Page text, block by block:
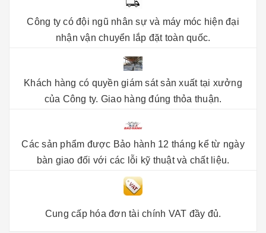
Công ty có đội ngũ nhân sự và máy móc hiện đại
nhận vận chuyển lắp đặt toàn quốc.
Khách hàng có quyền giám sát sản xuất tại xưởng
của Công ty. Giao hàng đúng thỏa thuận.
Các sản phẩm được Bảo hành 12 tháng kể từ ngày
bàn giao đối với các lỗi kỹ thuật và chất liệu.
Cung cấp hóa đơn tài chính VAT đầy đủ.